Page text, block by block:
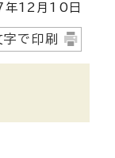
12月10日
で印刷